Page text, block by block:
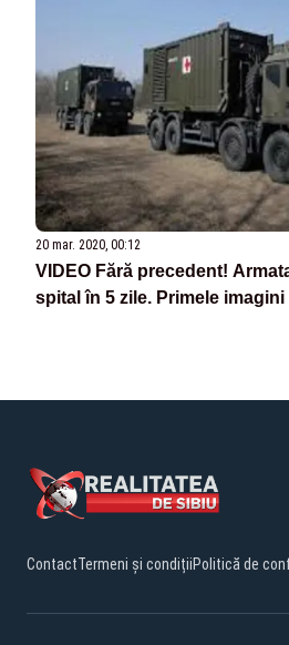
20 mar. 2020, 00:12
VIDEO Fără precedent!
spital în 5 zile. Primele imagini
ContactTermeni și condițiiPolitică de